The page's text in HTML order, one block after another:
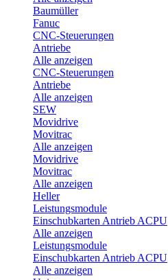
Baumüller
Fanuc
CNC-Steuerungen
Antriebe
Alle anzeigen
CNC-Steuerungen
Antriebe
Alle anzeigen
SEW
Movidrive
Movitrac
Alle anzeigen
Movidrive
Movitrac
Alle anzeigen
Heller
Leistungsmodule
Einschubkarten Antrieb ACPU
Alle anzeigen
Leistungsmodule
Einschubkarten Antrieb ACPU
Alle anzeigen